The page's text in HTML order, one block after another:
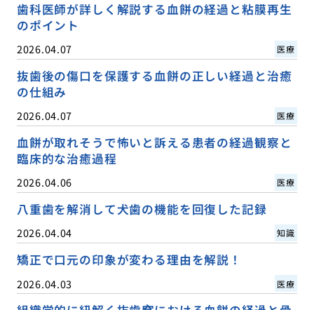
歯科医師が詳しく解説する血餅の経過と粘膜再生
のポイント
2026.04.07 医療
抜歯後の傷口を保護する血餅の正しい経過と治癒
の仕組み
2026.04.07 医療
血餅が取れそうで怖いと訴える患者の経過観察と
臨床的な治癒過程
2026.04.06 医療
八重歯を解消して犬歯の機能を回復した記録
2026.04.04 知識
矯正で口元の印象が変わる理由を解説！
2026.04.03 医療